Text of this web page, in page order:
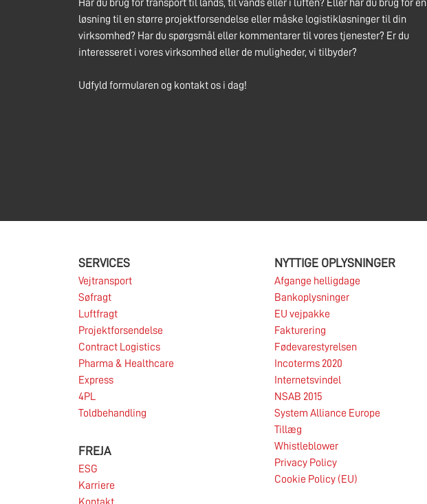
Har du brug for transport til lands, til vands eller i luften? Eller har du brug for en
løsning til en større projektforsendelse eller måske logistikløsninger til din
virksomhed? Har du spørgsmål eller kommentarer til vores tjenester? Er du
interesseret i vores virksomhed eller de muligheder, vi tilbyder?
Udfyld formularen og kontakt os i dag!
SERVICES
Vejtransport
Søfragt
Luftfragt
Projektforsendelse
Contract Logistics
Pharma & Healthcare
Express
4PL
Toldbehandling
FREJA
ESG
Karriere
NYTTIGE OPLYSNINGER
Afgange helligdage
Bankoplysninger
EU vejpakke
Fakturering
Fødevarestyrelsen
Incoterms 2020
Internetsvindel
NSAB 2015
System Alliance Europe
Tillæg
Whistleblower
Privacy Policy
Cookie Policy (EU)